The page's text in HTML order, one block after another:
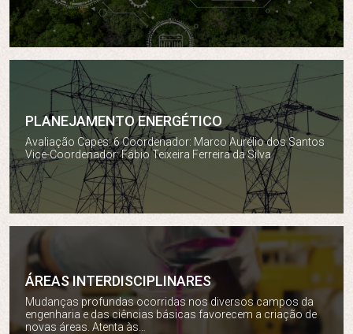
PLANEJAMENTO ENERGÉTICO
Avaliação Capes: 6 Coordenador: Marco Aurélio dos Santos
Vice-Coordenador: Fábio Teixeira Ferreira da Silva
Planejamento Energético
ÁREAS INTERDISCIPLINARES
Mudanças profundas ocorridas nos diversos campos da
engenharia e das ciências básicas favorecem a criação de
novas áreas. Atenta às…
Áreas interdisciplinares